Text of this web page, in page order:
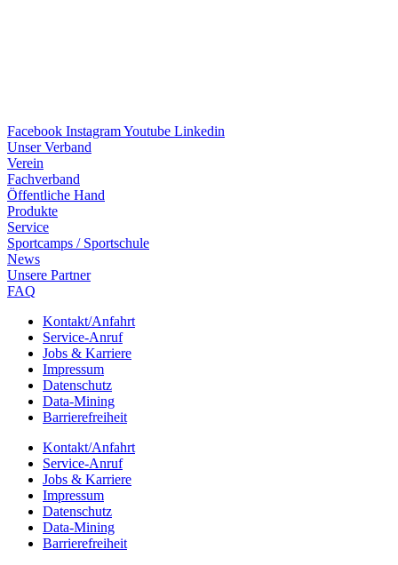
Facebook InstagramYoutube Linkedin
Unser Verband
Verein
Fach­ver­band
Öffent­li­che Hand
Produkte
Service
Sport­camps / Sportschule
News
Unsere Part­ner
FAQ
Kontakt/​​Anfahrt
Service-Anruf
Jobs & Karriere
Impres­sum
Daten­schutz
Data-Mining
Barrie­re­frei­heit
Kontakt/​​Anfahrt
Service-Anruf
Jobs & Karriere
Impres­sum
Daten­schutz
Data-Mining
Barrie­re­frei­heit